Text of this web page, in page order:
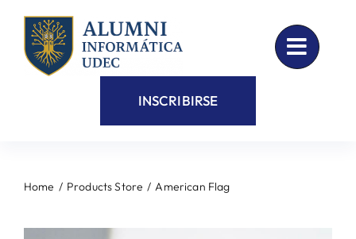
content
INSCRIBIRSE
Home Products Store American Flag